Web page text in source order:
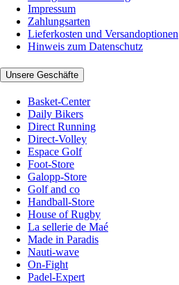
Impressum
Zahlungsarten
Lieferkosten und Versandoptionen
Hinweis zum Datenschutz
Unsere Geschäfte
Basket-Center
Daily Bikers
Direct Running
Direct-Volley
Espace Golf
Foot-Store
Galopp-Store
Golf and co
Handball-Store
House of Rugby
La sellerie de Maé
Made in Paradis
Nauti-wave
On-Fight
Padel-Expert